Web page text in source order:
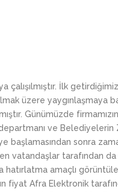
KAMERASI
KAMERASI
YAKA KAMERASI
YAKA KAMERASI
YAKA KAMERASI
çalışılmıştır. İlk
üzere yaygınlaşmaya
Günümüzde firmamızın
ve Belediyelerin
başlamasından sonra
vatandaşlar tarafından
hatırlatma amaçlı
fiyat Afra Elektronik